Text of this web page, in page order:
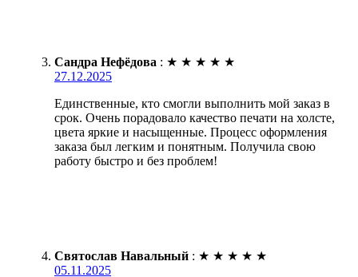
Сандра Нефёдова : ★ ★ ★ ★ ★
27.12.2025
Единственные, кто смогли выполнить мой заказ в
срок. Очень порадовало качество печати на холсте,
цвета яркие и насыщенные. Процесс оформления
заказа был легким и понятным. Получила свою
работу быстро и без проблем!
Святослав Навальный : ★ ★ ★ ★ ★
05.11.2025